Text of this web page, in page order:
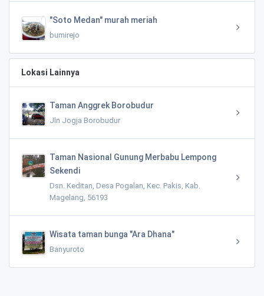
"Soto Medan" murah meriah
bumirejo
Lokasi Lainnya
Taman Anggrek Borobudur
Jln Jogja Borobudur
Taman Nasional Gunung Merbabu Lempong
Sekendi
Dsn. Keditan, Desa Pogalan, Kec. Pakis, Kab.
Magelang, 56193
Wisata taman bunga "Ara Dhana"
Banyuroto